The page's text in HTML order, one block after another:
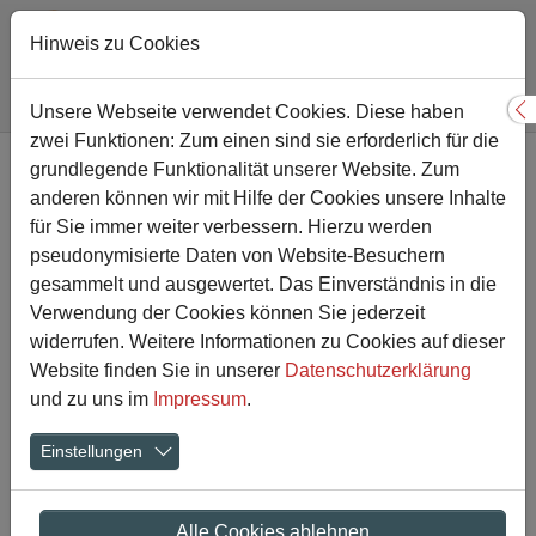
Zum Hauptinhalt springen
Sie sind hier:
Gesamtschule Nachricht
Kunst, Kultur, Schule -
Gemeinsam für das Klima
02.12.2015 Aktuelles
Hinweis zu Cookies
Unsere Webseite verwendet Cookies. Diese haben
zwei Funktionen: Zum einen sind sie erforderlich für die
grundlegende Funktionalität unserer Website. Zum
anderen können wir mit Hilfe der Cookies unsere Inhalte
für Sie immer weiter verbessern. Hierzu werden
pseudonymisierte Daten von Website-Besuchern
gesammelt und ausgewertet. Das Einverständnis in die
Verwendung der Cookies können Sie jederzeit
widerrufen. Weitere Informationen zu Cookies auf dieser
Website finden Sie in unserer Datenschutzerklärung
und zu uns im Impressum.
Einstellungen
Alle Cookies ablehnen